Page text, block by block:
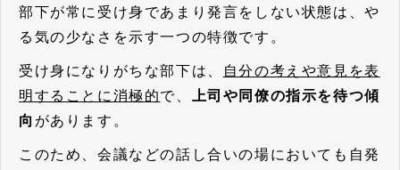
部下が常に受け身であまり発言をしない状態は、や
る気の少なさを示す一つの特徴です。
受け身になりがちな部下は、
自分の考えや意見を表
明することに消極的で、
上司や同僚の指示を待つ傾
向 があります。
このため、会議などの話し合いの場においても自発